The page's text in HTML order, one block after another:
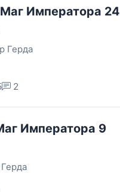
Императора 24
Герда
2
Императора 9